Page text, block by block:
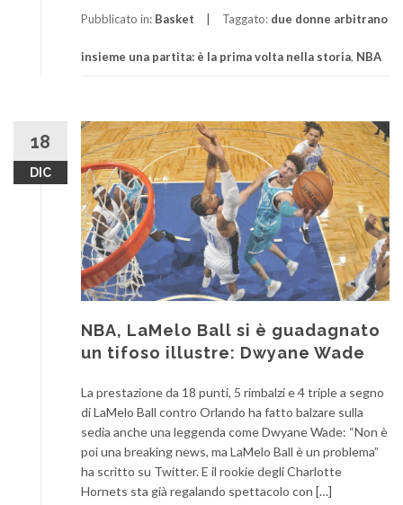
Pubblicato in: Basket Taggato: due donne arbitrano
insieme una partita: è la prima volta nella storia, NBA
18
DIC
NBA, LaMelo Ball si è guadagnato
un tifoso illustre: Dwyane Wade
La prestazione da 18 punti, 5 rimbalzi e 4 triple a segno
di LaMelo Ball contro Orlando ha fatto balzare sulla
sedia anche una leggenda come Dwyane Wade: “Non è
poi una breaking news, ma LaMelo Ball è un problema”
ha scritto su Twitter. E il rookie degli Charlotte
Hornets sta già regalando spettacolo con […]